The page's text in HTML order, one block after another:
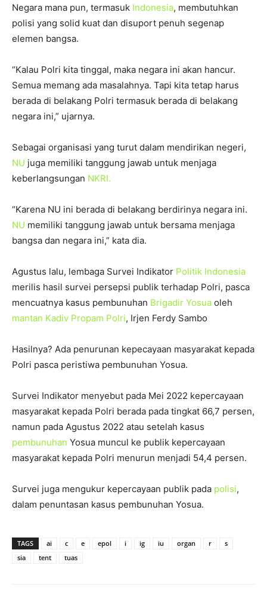
Negara mana pun, termasuk Indonesia, membutuhkan
polisi yang solid kuat dan disuport penuh segenap
elemen bangsa.
“Kalau Polri kita tinggal, maka negara ini akan hancur.
Semua memang ada masalahnya. Tapi kita tetap harus
berada di belakang Polri termasuk berada di belakang
negara ini,” ujarnya.
Sebagai organisasi yang turut dalam mendirikan negeri,
NU juga memiliki tanggung jawab untuk menjaga
keberlangsungan NKRI.
“Karena NU ini berada di belakang berdirinya negara ini.
NU memiliki tanggung jawab untuk bersama menjaga
bangsa dan negara ini,” kata dia.
Agustus lalu, lembaga Survei Indikator Politik Indonesia
merilis hasil survei persepsi publik terhadap Polri, pasca
mencuatnya kasus pembunuhan Brigadir Yosua oleh
mantan Kadiv Propam Polri, Irjen Ferdy Sambo
Hasilnya? Ada penurunan kepecayaan masyarakat kepada
Polri pasca peristiwa pembunuhan Yosua.
Survei Indikator menyebut pada Mei 2022 kepercayaan
masyarakat kepada Polri berada pada tingkat 66,7 persen,
namun pada Agustus 2022 atau setelah kasus
pembunuhan Yosua muncul ke publik kepercayaan
masyarakat kepada Polri menurun menjadi 54,4 persen.
Survei juga mengukur kepercayaan publik pada polisi,
dalam penuntasan kasus pembunuhan Yosua.
TAGS ai c e epol i ig iu organ r
s
sia
tent tuas